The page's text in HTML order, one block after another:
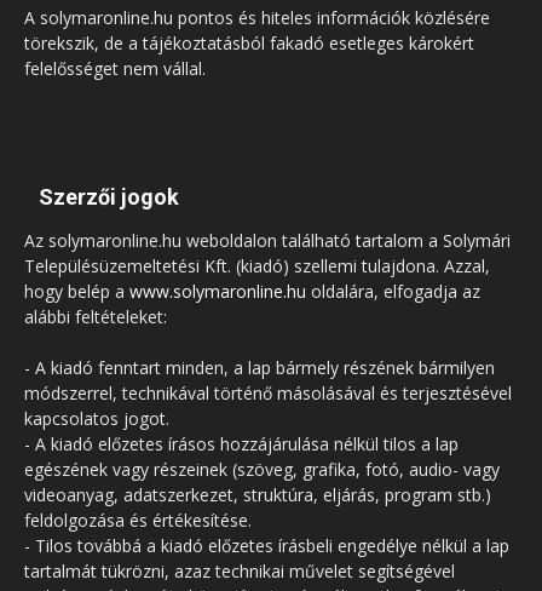
A solymaronline.hu pontos és hiteles információk közlésére
törekszik, de a tájékoztatásból fakadó esetleges károkért
felelősséget nem vállal.
Szerzői jogok
Az solymaronline.hu weboldalon található tartalom a Solymári
Településüzemeltetési Kft. (kiadó) szellemi tulajdona. Azzal,
hogy belép a www.solymaronline.hu oldalára, elfogadja az
alábbi feltételeket:
- A kiadó fenntart minden, a lap bármely részének bármilyen
módszerrel, technikával történő másolásával és terjesztésével
kapcsolatos jogot.
- A kiadó előzetes írásos hozzájárulása nélkül tilos a lap
egészének vagy részeinek (szöveg, grafika, fotó, audio- vagy
videoanyag, adatszerkezet, struktúra, eljárás, program stb.)
feldolgozása és értékesítése.
- Tilos továbbá a kiadó előzetes írásbeli engedélye nélkül a lap
tartalmát tükrözni, azaz technikai művelet segítségével